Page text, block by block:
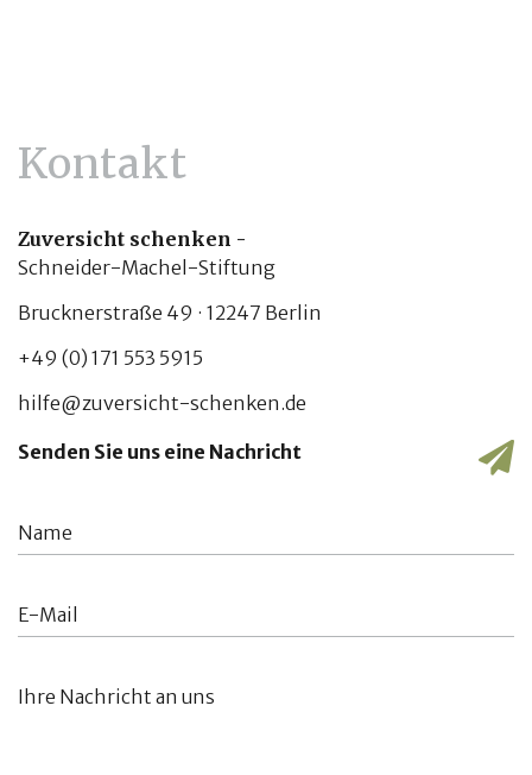
Kontakt
Zuversicht schenken -
Schneider-Machel-Stiftung
Brucknerstraße 49 · 12247 Berlin
+49 (0) 171 553 5915
hilfe@zuversicht-schenken.de
Senden Sie uns eine Nachricht